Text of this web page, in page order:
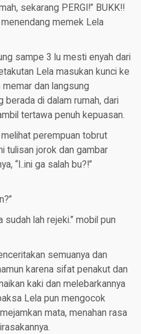
sekarang PERGI!” BUKK!!
memek Lela
sampe 3 lu mesti enyah dari
Lela masukan kunci ke
dan langsung
berada di dalam rumah, dari
tertawa penuh kepuasan.
perempuan tobrut
tulisan jorok dan gambar
“I..ini ga salah bu?!”
sudah lah rejeki.” mobil pun
semuanya dan
karena sifat penakut dan
kaki dan melebarkannya
Lela pun mengocok
mata, menahan rasa